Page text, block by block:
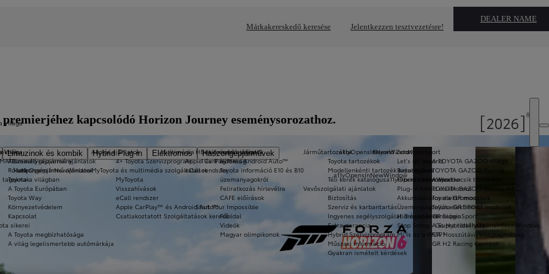
Márkakereskedő keresése Jelentkezzen tesztvezetésre!
DEALER NAME
Limuzinok és kombik Hybrid Plug-in Elektromos
Haszongépjárművek
Személygépjármű ajánlatok
Haszongépjármű ajánlatok
Szalonautó ajánlatok
a11yOpensInNewWindow
1 év 8 újdonság
tagoknak
a11yOpensInNewWindow
Akciós ajánlatok
4+ Toyota Szervizprogram
MyToyota és multimédia szolgáltatások
MyToyota
Visszahívások
eCall rendszer
Apple CarPlay™ és Android Auto™
Csatlakoztatott Szolgáltatások kereső
Járműtartozékok
Toyota tartozékok
Modellenkénti tartozék katalógusok
Téli kerék katalógusa11yOpensInNewWindow
Vevőszolgálati ajánlatok
Biztosítás
Szerviz és karbantartás
Ingyenes segélyszolgálat 3 év után is
Extra garancia
Hybrid Szervizprogram
Műszaki információ
Gyakran ismételt kérdések
Multimédia
Apple CarPlay™ és Android Auto™
eCall rendszer
Beyond Zero
Let's go beyond
Beyond Zero
Hibrid elektromos
Plug-in hibrid elektromos
Akkumulátoros elektromos
Üzemanyagcellás elektromos
Hidrogén technológia
Stop Smog - Go Hybrida11yOpensInNewWindow
Mi is az a WLTP?
Világa
Világa
Álomautó rajzverseny
Rólunk
Toyota a világban
A Toyota Európában
Toyota Way
Környezetvédelem
Kapcsolat
sikerei
A Toyota megbízhatósága
A világ legelismertebb autómárkája
Hírek & érdekességek
Hírek
Toyota információ E10 és B10
üzemanyagokról
a11yOpensInNewWindow
Feliratkozás hírlevélre
CAFE előírások
Start Your Impossible
Főoldal
Videók
Magyar olimpikonok
Motorsport
A TOYOTA GAZOO világa
TOYOTA GAZOO Racing
A sportkocsik története
TOYOTA GAZOO Racing WRC
Toyota GR modellek
Toyota GR SPORT modellek
GR Super Sport
A Supra története
FIA Hosszútávú Világbajnokság
GR H2 Racing Concept
kapcsolódó Horizon Journey eseménysorozathoz.